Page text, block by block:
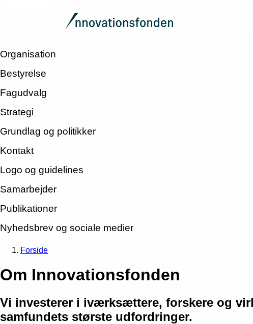
Organisation
Bestyrelse
Fagudvalg
Strategi
Grundlag og politikker
Kontakt
Logo og guidelines
Samarbejder
Publikationer
Nyhedsbrev og sociale medier
Forside
Om Innovationsfonden
Vi investerer i iværksættere, forskere og
samfundets største udfordringer.